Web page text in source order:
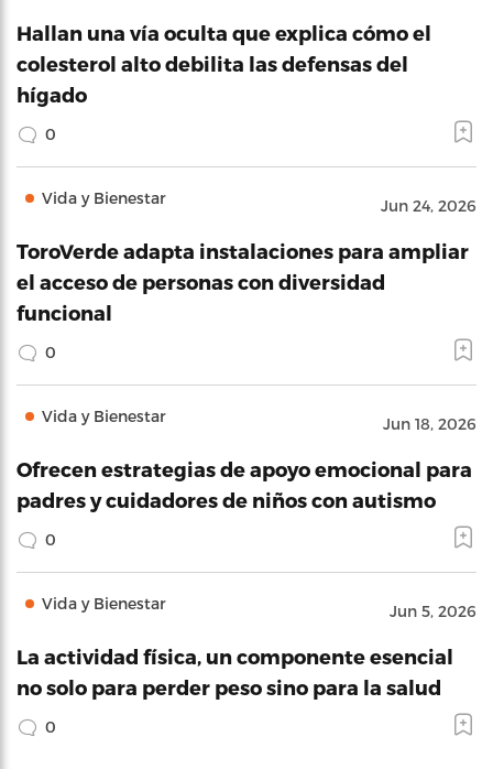
Hallan una vía oculta que explica cómo el
colesterol alto debilita las defensas del
hígado
0
Vida y Bienestar Jun 24, 2026
ToroVerde adapta instalaciones para ampliar
el acceso de personas con diversidad
funcional
0
Vida y Bienestar Jun 18, 2026
Ofrecen estrategias de apoyo emocional para
padres y cuidadores de niños con autismo
0
Vida y Bienestar Jun 5, 2026
La actividad física, un componente esencial
no solo para perder peso sino para la salud
0